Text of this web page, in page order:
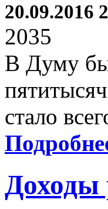
20.09.2016
2035
В Думу
стало
Доходы